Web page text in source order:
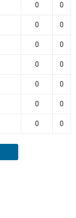
0 0
0 0
0 0
0 0
0 0
0 0
0 0